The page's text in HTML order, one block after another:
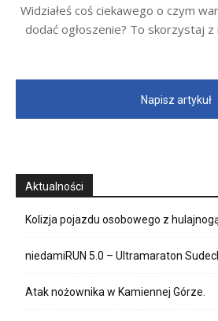
Widziałeś coś ciekawego o czym
dodać ogłoszenie? To skorzystaj
Napisz artykuł
Aktualności
Kolizja pojazdu osobowego z
niedamiRUN 5.0 – Ultramaraton
Atak nożownika w Kamiennej Górze.